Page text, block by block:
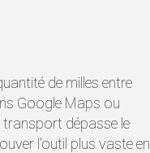
de milles entre
Google Maps ou
transport dépasse le
l'outil plus vaste en